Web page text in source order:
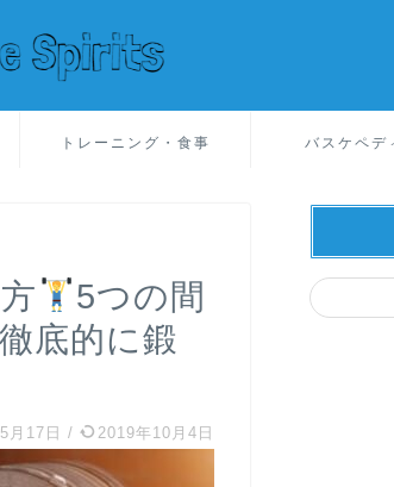
トレーニング・食事 バスケペデ
5つの間
底的に鍛
月17日 / 2019年10月4日